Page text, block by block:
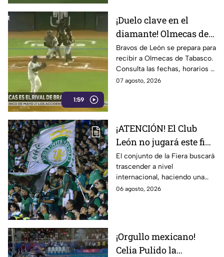
1:59
¡Duelo clave en el
diamante! Olmecas de
Tabasco se mide contra
Bravos de León
Bravos de León se prepara para
recibir a Olmecas de Tabasco.
Consulta las fechas, horarios y
dónde ver esta vibrante serie
07 agosto, 2026
¡ATENCIÓN! El Club
León no jugará este fin
de semana en la Liga
MX; ¿cuándo vuelve?
El conjunto de la Fiera buscará
trascender a nivel
internacional, haciendo una
pausa en la liga.
06 agosto, 2026
¡Orgullo mexicano!
Celia Pulido la